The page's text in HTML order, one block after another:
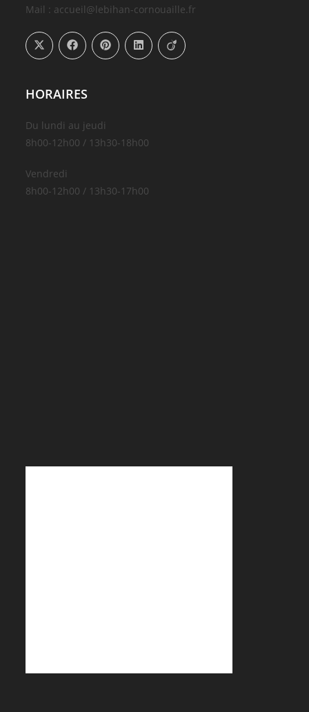
Mail : accueil@lebihan-cornouaille.fr
HORAIRES
Du lundi au jeudi
8h00-12h00 / 13h30-18h00
Vendredi
8h00-12h00 / 13h30-17h00